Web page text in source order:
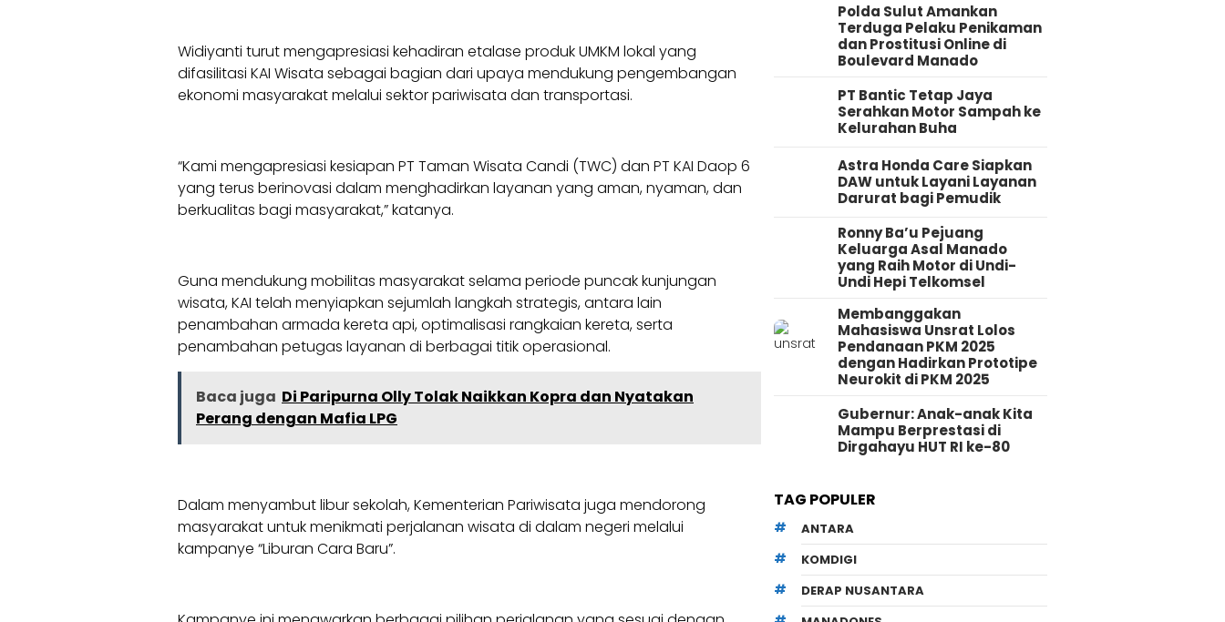
Widiyanti turut mengapresiasi kehadiran etalase produk UMKM lokal yang
difasilitasi KAI Wisata sebagai bagian dari upaya mendukung pengembangan
ekonomi masyarakat melalui sektor pariwisata dan transportasi.
“Kami mengapresiasi kesiapan PT Taman Wisata Candi (TWC) dan PT KAI Daop 6
yang terus berinovasi dalam menghadirkan layanan yang aman, nyaman, dan
berkualitas bagi masyarakat,” katanya.
Guna mendukung mobilitas masyarakat selama periode puncak kunjungan
wisata, KAI telah menyiapkan sejumlah langkah strategis, antara lain
penambahan armada kereta api, optimalisasi rangkaian kereta, serta
penambahan petugas layanan di berbagai titik operasional.
Baca juga Di Paripurna Olly Tolak Naikkan Kopra dan Nyatakan
Perang dengan Mafia LPG
Dalam menyambut libur sekolah, Kementerian Pariwisata juga mendorong
masyarakat untuk menikmati perjalanan wisata di dalam negeri melalui
kampanye “Liburan Cara Baru”.
Polda Sulut Amankan
Terduga Pelaku Penikaman
dan Prostitusi Online di
Boulevard Manado
PT Bantic Tetap Jaya
Serahkan Motor Sampah ke
Kelurahan Buha
Astra Honda Care Siapkan
DAW untuk Layani Layanan
Darurat bagi Pemudik
Ronny Ba’u Pejuang
Keluarga Asal Manado
yang Raih Motor di Undi-
Undi Hepi Telkomsel
Membanggakan
Mahasiswa Unsrat Lolos
Pendanaan PKM 2025
dengan Hadirkan Prototipe
Neurokit di PKM 2025
Gubernur: Anak-anak Kita
Mampu Berprestasi di
Dirgahayu HUT RI ke-80
TAG POPULER
ANTARA
KOMDIGI
DERAP NUSANTARA